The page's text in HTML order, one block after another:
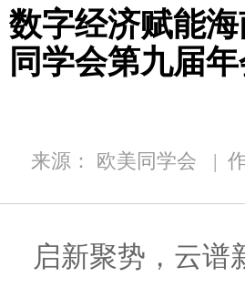
数字经济赋能
同学会第九届
来源： 欧美同学会 |
启新聚势，云谱